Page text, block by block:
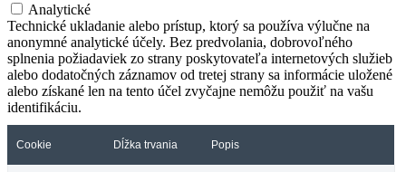
Analytické
Technické ukladanie alebo prístup, ktorý sa používa výlučne na
anonymné analytické účely. Bez predvolania, dobrovoľného
splnenia požiadaviek zo strany poskytovateľa internetových služieb
alebo dodatočných záznamov od tretej strany sa informácie uložené
alebo získané len na tento účel zvyčajne nemôžu použiť na vašu
identifikáciu.
Cookie Dĺžka trvania Popis